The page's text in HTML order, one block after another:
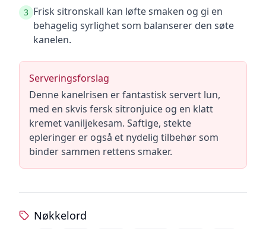
3 Frisk sitronskall kan løfte smaken og gi en
behagelig syrlighet som balanserer den søte
kanelen.
Serveringsforslag
Denne kanelrisen er fantastisk servert lun,
med en skvis fersk sitronjuice og en klatt
kremet vaniljekesam. Saftige, stekte
epleringer er også et nydelig tilbehør som
binder sammen rettens smaker.
Nøkkelord